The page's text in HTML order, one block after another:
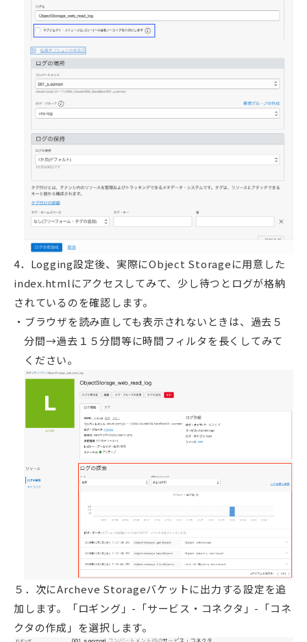
4．Logging設定後、実際にObject Storageに用意した
index.htmlにアクセスしてみて、少し待つとログが格納
されているのを確認します。
ブラウザを読み直しても表示されないときは、過去５
分間→過去１５分間等に時間フィルタを長くしてみて
ください。
５．次にArcheve Storageバケットに出力する設定を追
加します。「ロギング」-「サービス・コネクタ」-「コネ
クタの作成」を選択します。